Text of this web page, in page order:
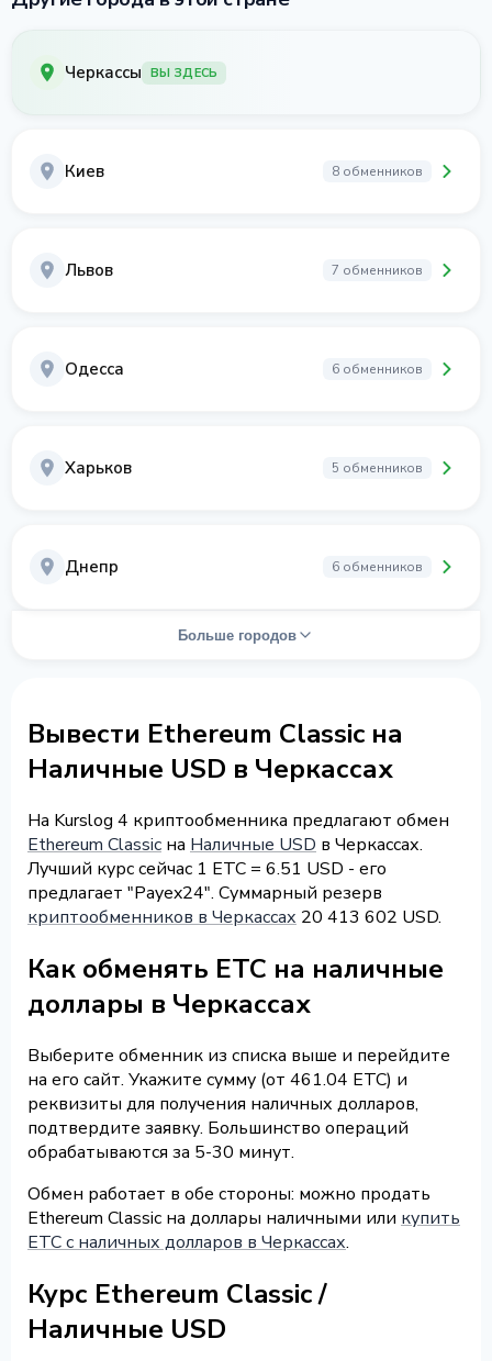
Черкассы ВЫ ЗДЕСЬ
Киев 8 обменников
Львов 7 обменников
Одесса 6 обменников
Харьков 5 обменников
Днепр 6 обменников
Больше городов
Вывести Ethereum Classic на
Наличные USD в Черкассах
На Kurslog 4 криптообменника предлагают обмен
Ethereum Classic на Наличные USD в Черкассах.
Лучший курс сейчас 1 ETC = 6.51 USD - его
предлагает "Payex24". Суммарный резерв
криптообменников в Черкассах 20 413 602 USD.
Как обменять ETC на наличные
доллары в Черкассах
Выберите обменник из списка выше и перейдите
на его сайт. Укажите сумму (от 461.04 ETC) и
реквизиты для получения наличных долларов,
подтвердите заявку. Большинство операций
обрабатываются за 5-30 минут.
Обмен работает в обе стороны: можно продать
Ethereum Classic на доллары наличными или купить
ETC с наличных долларов в Черкассах.
Курс Ethereum Classic /
Наличные USD